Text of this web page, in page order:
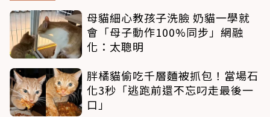
母貓細心教孩子洗臉 奶貓一學就
會「母子動作100%同步」網融
化：太聰明
胖橘貓偷吃千層麵被抓包！當場石
化3秒「逃跑前還不忘叼走最後一
口」